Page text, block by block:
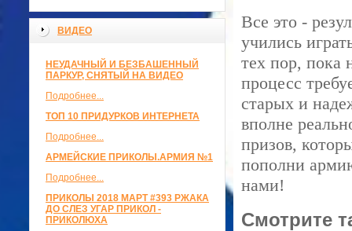
ВИДЕО
НЕУДАЧНЫЙ И БЕЗБАШЕННЫЙ
ПАРКУР, СНЯТЫЙ НА ВИДЕО
Подробнее...
ТОП 10 ПРИДУРКОВ ИНТЕРНЕТА
Подробнее...
АРМЕЙСКИЕ ПРИКОЛЫ.АРМИЯ №1
Подробнее...
ПРИКОЛЫ 2018 МАРТ #393 РЖАКА
ДО СЛЕЗ УГАР ПРИКОЛ -
ПРИКОЛЮХА
Все это -
учились
тех пор, пока
процесс
старых и
вполне
призов,
пополни
нами!
Смотрите